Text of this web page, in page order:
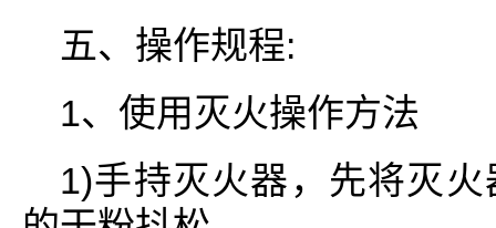
五、操作规程:
1、使用灭火操作方法
1)手持灭火器，先将灭